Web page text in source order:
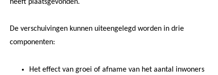
heeft plaatsgevonden.
De verschuivingen kunnen uiteengelegd worden in drie
componenten:
Het effect van groei of afname van het aantal inwoners